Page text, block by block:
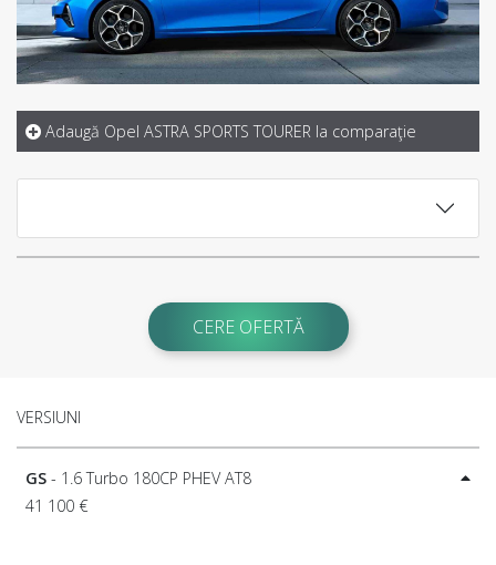
Adaugă Opel ASTRA SPORTS TOURER la comparaţie
CERE OFERTĂ
VERSIUNI
GS - 1.6 Turbo 180CP PHEV AT8
41 100 €